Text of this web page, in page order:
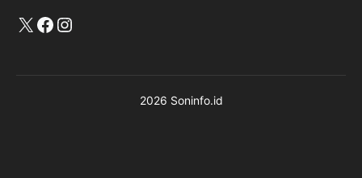
X Facebook
Instagram
2026 Soninfo.id